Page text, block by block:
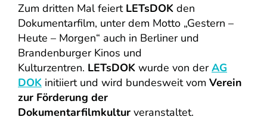
Zum dritten Mal feiert LETsDOK den
Dokumentarfilm, unter dem Motto „Gestern –
Heute – Morgen“ auch in Berliner und
Brandenburger Kinos und
Kulturzentren. LETsDOK wurde von derAG
DOK initiiert und wird bundesweit vom Verein
zur Förderung der
Dokumentarfilmkultur veranstaltet.